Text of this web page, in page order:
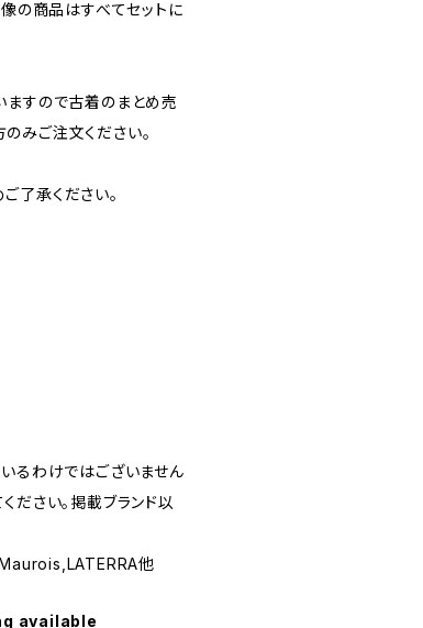
の商品はすべてセットに
ますので古着のまとめ売
みご注文ください。
了承ください。
るわけではございません
ださい。掲載ブランド以
他
available